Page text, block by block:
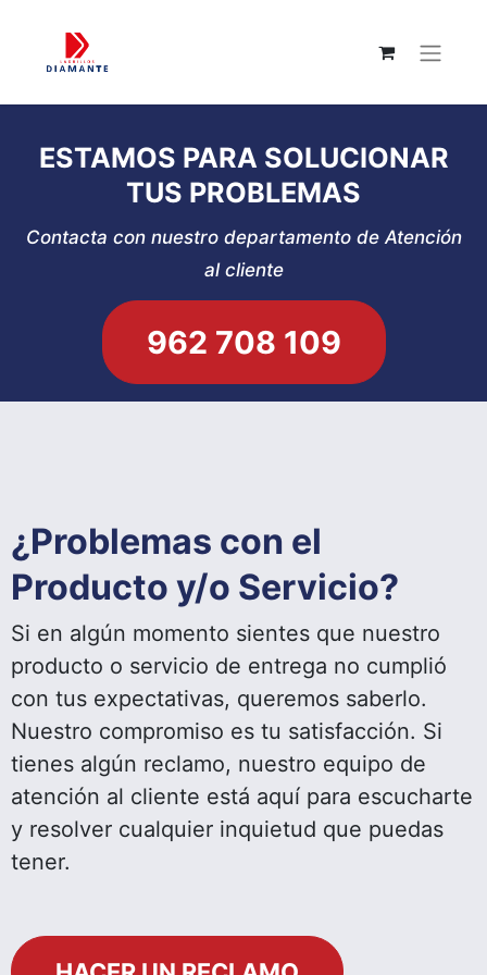
ESTAMOS PARA SOLUCIONAR
TUS PROBLEMAS
Contacta con nuestro departamento de Atención
al cliente
962 708 109
¿Problemas con el
Producto y/o Servicio?
Si en algún momento sientes que nuestro
producto o servicio de entrega no cumplió
con tus expectativas, queremos saberlo.
Nuestro compromiso es tu satisfacción. Si
tienes algún reclamo, nuestro equipo de
atención al cliente está aquí para escucharte
y resolver cualquier inquietud que puedas
tener.